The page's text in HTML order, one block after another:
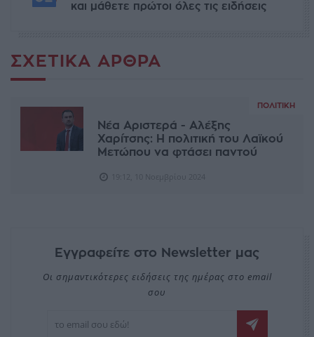
και μάθετε πρώτοι όλες τις ειδήσεις
ΣΧΕΤΙΚΆ ΆΡΘΡΑ
ΠΟΛΙΤΙΚΉ
Νέα Αριστερά - Αλέξης
Χαρίτσης: Η πολιτική του Λαϊκού
Μετώπου να φτάσει παντού
Εγγραφείτε στο Newsletter μας
Οι σημαντικότερες ειδήσεις της ημέρας στο email
σου